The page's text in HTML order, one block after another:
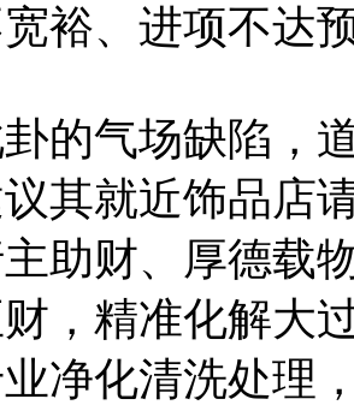
裕、进项不达
的气场缺陷，
其就近饰品店
助财、厚德载
，精准化解大
净化清洗处理